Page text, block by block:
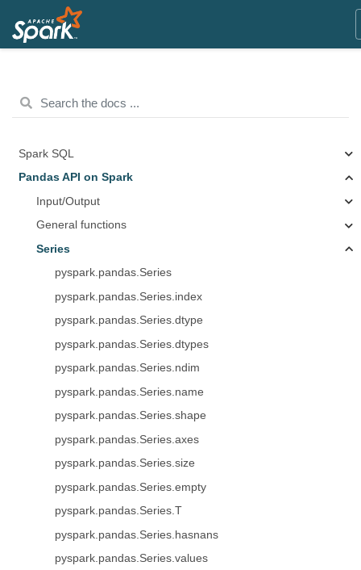
Spark SQL
Pandas API on Spark
Input/Output
General functions
Series
pyspark.pandas.Series
pyspark.pandas.Series.index
pyspark.pandas.Series.dtype
pyspark.pandas.Series.dtypes
pyspark.pandas.Series.ndim
pyspark.pandas.Series.name
pyspark.pandas.Series.shape
pyspark.pandas.Series.axes
pyspark.pandas.Series.size
pyspark.pandas.Series.empty
pyspark.pandas.Series.T
pyspark.pandas.Series.hasnans
pyspark.pandas.Series.values